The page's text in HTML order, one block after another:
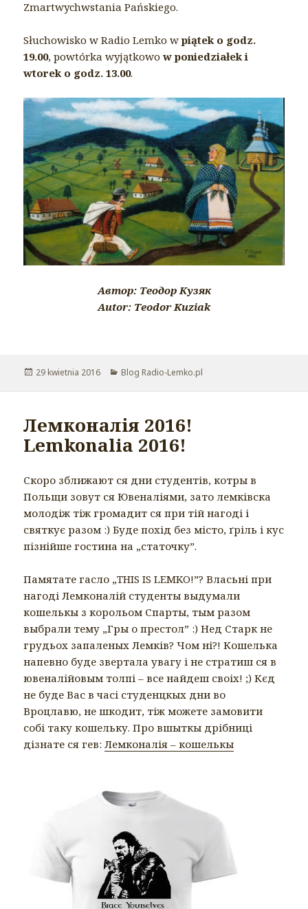
Zmartwychwstania Pańskiego.
Słuchowisko w Radio Lemko wpiątek o godz.
19.00, powtórka wyjątkowow poniedziałek i
wtorek o godz. 13.00.
Автор: Теодор Кузяк
Autor: Teodor Kuziak
Opublikowano
29 kwietnia 2016 Kategorie
Blog Radio-Lemko.pl
Лемконалія 2016!
Lemkonalia 2016!
Скоро зближают ся дни студентів, котры в
Польщи зовут ся Ювеналіями, зато лемківска
молодіж тіж громадит ся при тій нагоді і
святкує разом :) Буде похід без місто, ґріль і кус
пізнійше гостина на „статочку”.
Памятате гасло „THIS IS LEMKO!”? Власьні при
нагоді Лемконалій студенты выдумали
кошелькы з корольом Спарты, тым разом
выбрали тему „Гры о престол” :) Нед Старк не
грудьох запаленых Лемків? Чом ні?! Кошелька
напевно буде звертала увагу і не стратиш ся в
ювеналійовым толпі – все найдеш своіх! ;) Кєд
не буде Вас в часі студенцкых дни во
Вроцлавю, не шкодит, тіж можете замовити
собі таку кошельку. Про вшыткы дрібниці
дізнате ся гев:Лемконалія – кошелькы